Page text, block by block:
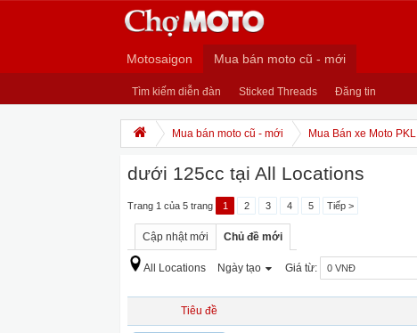
Motosaigon Mua bán moto cũ - mới
Tìm kiếm diễn đàn Sticked Threads Đăng tin
Mua bán moto cũ - mới Mua Bán xe Moto PKL
dưới 125cc tại All Locations
Trang 1 của 5 trang 1 2 3 4 5 Tiếp >
Cập nhật mới Chủ đề mới
All Locations Ngày tạo Giá từ:
Tiêu đề